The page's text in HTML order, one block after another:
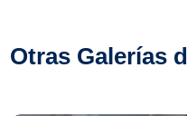
Otras Galerías